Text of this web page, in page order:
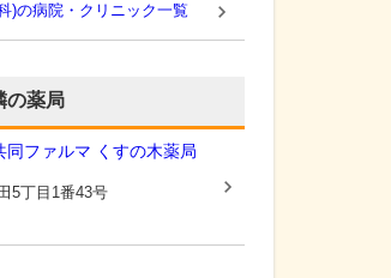
)の病院・クリニック一覧
の薬局
同ファルマ くすの木薬局
5丁目1番43号